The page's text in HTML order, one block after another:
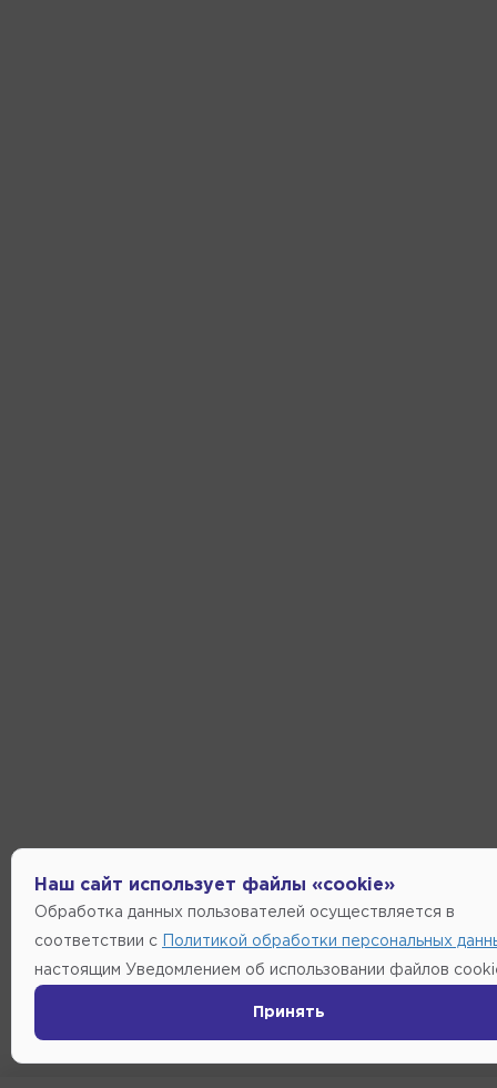
Наш сайт использует файлы «cookie»
Обработка данных пользователей осуществляется в
соответствии с Политикой обработки персональных
настоящим Уведомлением об использовании файлов
Принять